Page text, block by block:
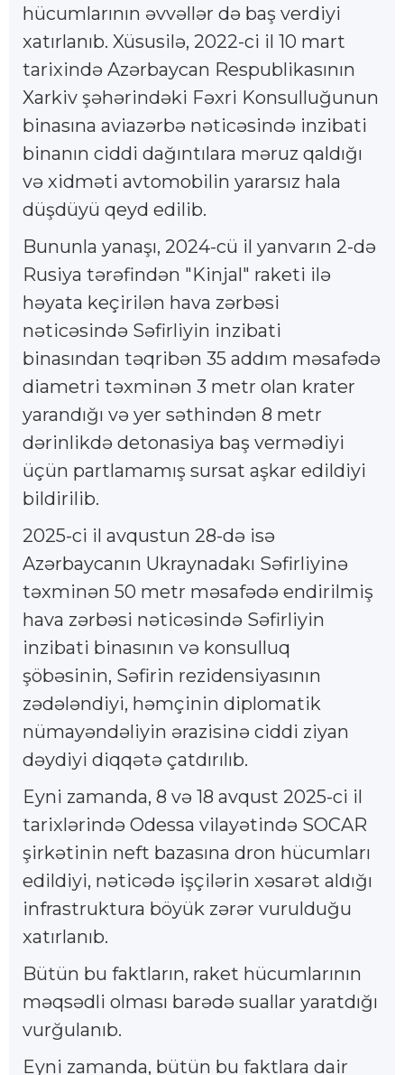
hücumlarının əvvəllər də baş verdiyi
xatırlanıb. Xüsusilə, 2022-ci il 10 mart
tarixində Azərbaycan Respublikasının
Xarkiv şəhərindəki Fəxri Konsulluğunun
binasına aviazərbə nəticəsində inzibati
binanın ciddi dağıntılara məruz qaldığı
və xidməti avtomobilin yararsız hala
düşdüyü qeyd edilib.
Bununla yanaşı, 2024-cü il yanvarın 2-də
Rusiya tərəfindən "Kinjal" raketi ilə
həyata keçirilən hava zərbəsi
nəticəsində Səfirliyin inzibati
binasından təqribən 35 addım məsafədə
diametri təxminən 3 metr olan krater
yarandığı və yer səthindən 8 metr
dərinlikdə detonasiya baş vermədiyi
üçün partlamamış sursat aşkar edildiyi
bildirilib.
2025-ci il avqustun 28-də isə
Azərbaycanın Ukraynadakı Səfirliyinə
təxminən 50 metr məsafədə endirilmiş
hava zərbəsi nəticəsində Səfirliyin
inzibati binasının və konsulluq
şöbəsinin, Səfirin rezidensiyasının
zədələndiyi, həmçinin diplomatik
nümayəndəliyin ərazisinə ciddi ziyan
dəydiyi diqqətə çatdırılıb.
Eyni zamanda, 8 və 18 avqust 2025-ci il
tarixlərində Odessa vilayətində SOCAR
şirkətinin neft bazasına dron hücumları
edildiyi, nəticədə işçilərin xəsarət aldığı
infrastruktura böyük zərər vurulduğu
xatırlanıb.
Bütün bu faktların, raket hücumlarının
məqsədli olması barədə suallar yaratdığı
vurğulanıb.
Eyni zamanda, bütün bu faktlara dair